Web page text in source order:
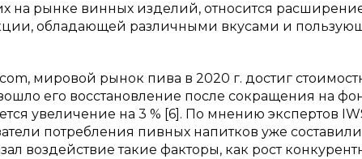
на рынке винных изделий, относится
обладающей различными вкусами и
мировой рынок пива в 2020 г. достиг
его восстановление после сокращения на
увеличение на 3 % [6]. По мнению экспертов
потребления пивных напитков уже составили
воздействие такие факторы, как рост